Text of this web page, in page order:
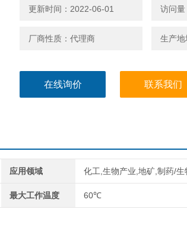
最大限度。介质温度 60°C
32（1 1/4英寸）; DN 40（1 1/2英寸）; DN
更新时间：2022-06-01 访问
厂商性质：代理商 生产地
在线询价 联系我们
应用领域 化工,生物产业,地矿,制药/生
最大工作温度 60℃